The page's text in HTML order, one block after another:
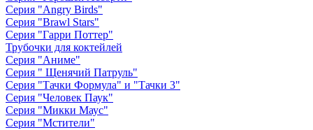
Серия "Angry Birds"
Серия "Brawl Stars"
Серия "Гарри Поттер"
Трубочки для коктейлей
Серия "Аниме"
Серия " Щенячий Патруль"
Серия "Тачки Формула" и "Тачки 3"
Серия "Человек Паук"
Серия "Микки Маус"
Серия "Мстители"